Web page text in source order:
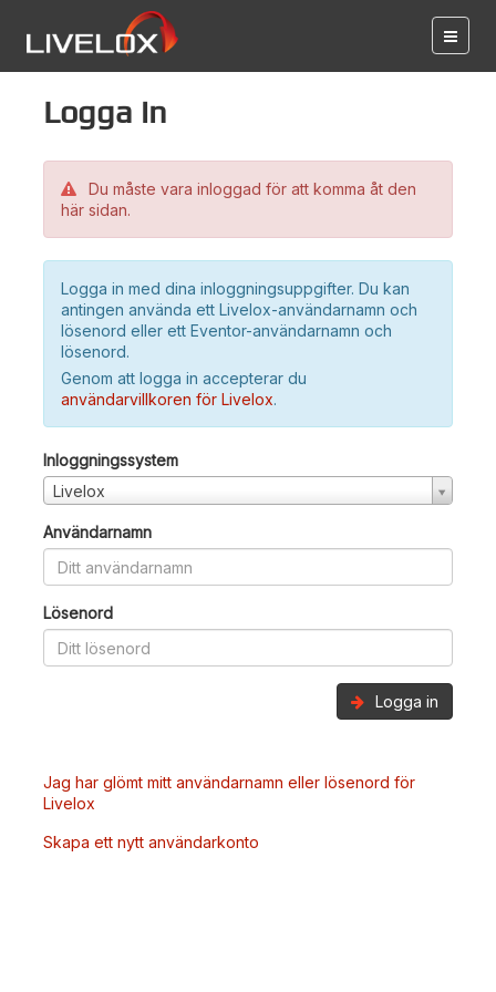
Logga in
Du måste vara inloggad för att komma åt den
här sidan.
Logga in med dina inloggningsuppgifter. Du kan
antingen använda ett Livelox-användarnamn och
lösenord eller ett Eventor-användarnamn och
lösenord.
Genom att logga in accepterar du
användarvillkoren för Livelox.
Inloggningssystem
Livelox
Användarnamn
Lösenord
Logga in
Jag har glömt mitt användarnamn eller lösenord för
Livelox
Skapa ett nytt användarkonto